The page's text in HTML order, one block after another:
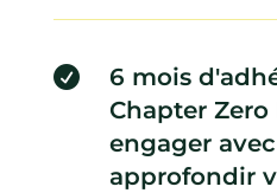

6 mois
Chapter
engager
approfondir